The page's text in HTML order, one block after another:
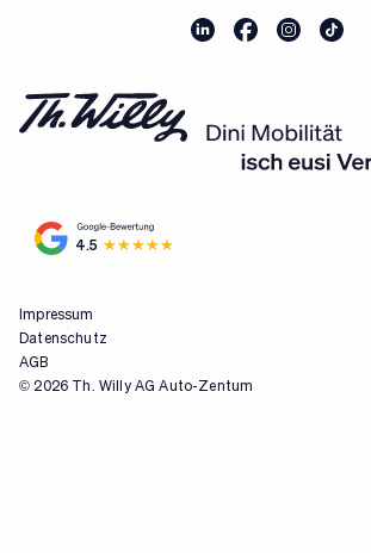
© 2026 Th. Willy AG Auto-Zentum
Impressum
Datenschutz
AGB
4.5